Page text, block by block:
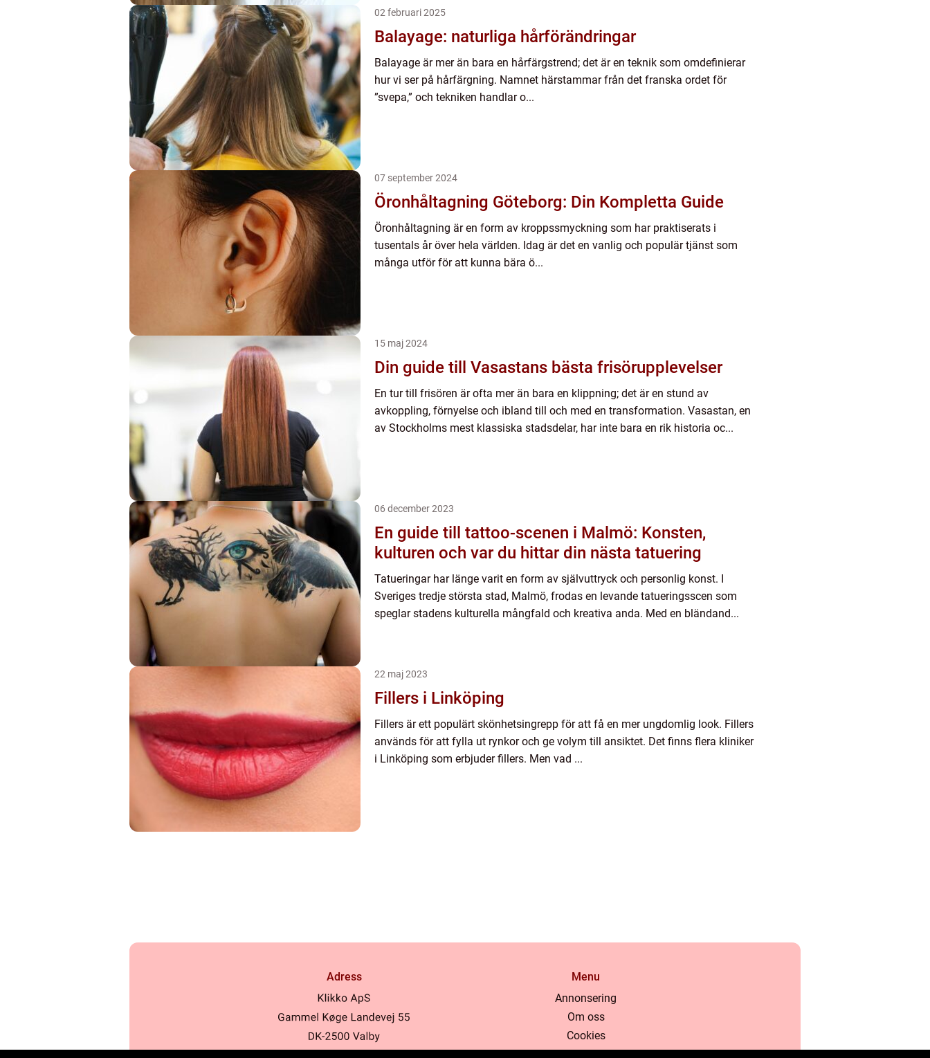
02 februari 2025
Balayage: naturliga hårförändringar
Balayage är mer än bara en hårfärgstrend; det är en teknik som omdefinierar
hur vi ser på hårfärgning. Namnet härstammar från det franska ordet för
”svepa,” och tekniken handlar o...
07 september 2024
Öronhåltagning Göteborg: Din Kompletta Guide
Öronhåltagning är en form av kroppssmyckning som har praktiserats i
tusentals år över hela världen. Idag är det en vanlig och populär tjänst som
många utför för att kunna bära ö...
15 maj 2024
Din guide till Vasastans bästa frisörupplevelser
En tur till frisören är ofta mer än bara en klippning; det är en stund av
avkoppling, förnyelse och ibland till och med en transformation. Vasastan, en
av Stockholms mest klassiska stadsdelar, har inte bara en rik historia oc...
06 december 2023
En guide till tattoo-scenen i Malmö: Konsten,
kulturen och var du hittar din nästa tatuering
Tatueringar har länge varit en form av självuttryck och personlig konst. I
Sveriges tredje största stad, Malmö, frodas en levande tatueringsscen som
speglar stadens kulturella mångfald och kreativa anda. Med en bländand...
22 maj 2023
Fillers i Linköping
Fillers är ett populärt skönhetsingrepp för att få en mer ungdomlig look. Fillers
används för att fylla ut rynkor och ge volym till ansiktet. Det finns flera kliniker
i Linköping som erbjuder fillers. Men vad ...
Adress
Menu
Annonsering
Om oss
Cookies
Kontakta oss